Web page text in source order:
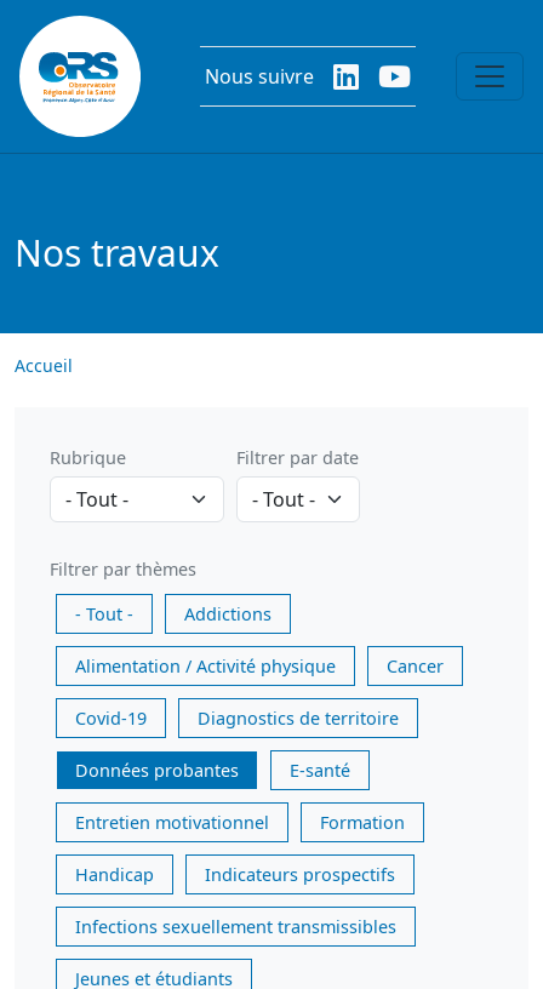
Aller au contenu principal
Nous suivre
Nos travaux
Accueil
Rubrique Filtrer par date
Filtrer par thèmes
- Tout -
Addictions
Alimentation / Activité physique Cancer
Covid-19 Diagnostics de territoire
Données probantes E-santé
Entretien motivationnel Formation
Handicap Indicateurs prospectifs
Infections sexuellement transmissibles
Jeunes et étudiants